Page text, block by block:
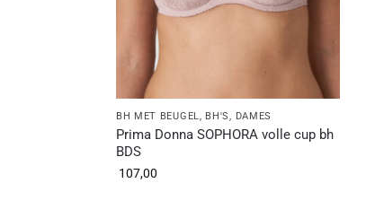
BH MET BEUGEL, BH'S, DAMES
Prima Donna SOPHORA volle cup bh
BDS
107,00